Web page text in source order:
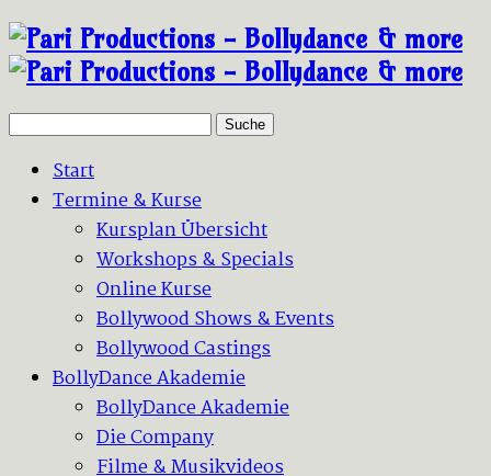
Suche
Start
Termine & Kurse
Kursplan Übersicht
Workshops & Specials
Online Kurse
Bollywood Shows & Events
Bollywood Castings
BollyDance Akademie
BollyDance Akademie
Die Company
Filme & Musikvideos